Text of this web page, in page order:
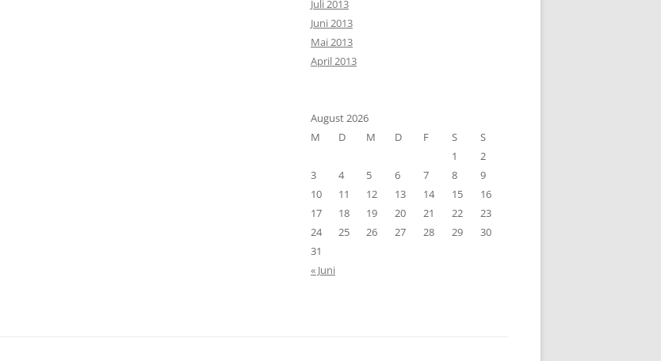
Juli 2013
Juni 2013
Mai 2013
April 2013
August 2026
M
D M D F S
S
1
2
3
4 5 6 7 8
9
10
11 12 13 14 15
16
17
18 19 20 21 22
23
24
25 26 27 28 29
30
31
« Juni